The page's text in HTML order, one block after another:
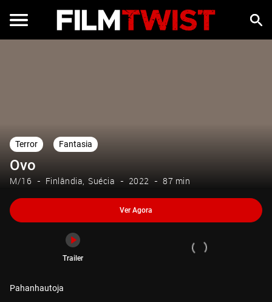
Terror Fantasia
Ovo
M/16 Finlândia Suécia 2022 87 min
Ver Agora
Trailer
Pahanhautoja